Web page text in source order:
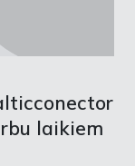
laikiem